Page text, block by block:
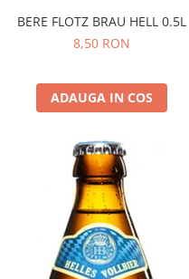
BERE FLOTZ BRAU HELL 0.5L
8,50 RON
ADAUGA IN COS